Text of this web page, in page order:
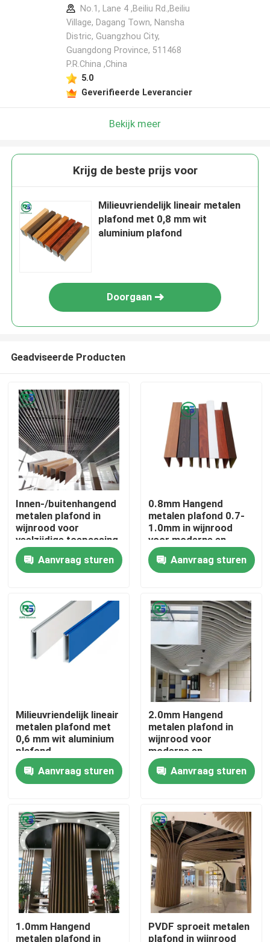
Producten
Fabrieksreis
Kwaliteitscontrole
Contacteer ons
Verzoek om een Citaat
De panelen van de aluminiummuur
Het Comité van de aluminiumhoningraat
No.1, Lane 4 ,Beiliu Rd.,Beiliu
Village, Dagang Town, Nansha
Distric, Guangzhou City,
Guangdong Province, 511468
P.R.China ,China
5.0
Geverifieerde Leverancier
Bekijk meer
Krijg de beste prijs voor
Milieuvriendelijk lineair metalen
plafond met 0,8 mm wit
aluminium plafond
Doorgaan
Geadviseerde Producten
Innen-/buitenhangend
metalen plafond in
wijnrood voor
veelzijdige toepassing
Aanvraag sturen
0.8mm Hangend
metalen plafond 0.7-
1.0mm in wijnrood
voor moderne en
eenvoudige decoratie
Aanvraag sturen
Milieuvriendelijk lineair
metalen plafond met
0,6 mm wit aluminium
plafond
Aanvraag sturen
2.0mm Hangend
metalen plafond in
wijnrood voor
moderne en
eenvoudige decoratie
Aanvraag sturen
1.0mm Hangend
metalen plafond in
PVDF sproeit metalen
plafond in wijnrood